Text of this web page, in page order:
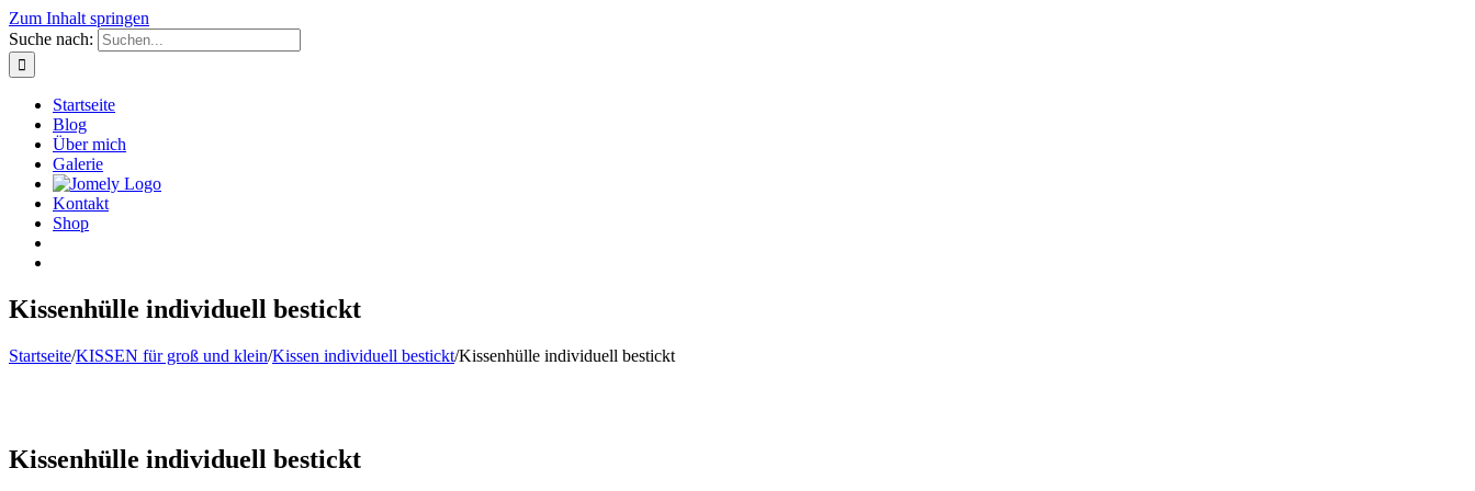
Zum Inhalt springen
Suche nach:
Startseite
Blog
Über mich
Galerie
Kontakt
Shop
Kissenhülle individuell bestickt
Startseite/KISSEN für groß und klein/Kissen individuell bestickt/Kissenhülle individuell bestickt
Kissenhülle individuell bestickt